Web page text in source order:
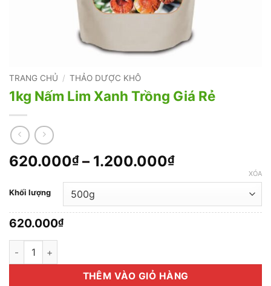
TRANG CHỦ / THẢO DƯỢC KHÔ
1kg Nấm Lim Xanh Trồng Giá Rẻ
620.000₫ – 1.200.000₫Khoảng
620.000₫
đến
Khối lượng
XÓA
620.000₫
1kg Nấm Lim Xanh Trồng Giá Rẻ số lượng
THÊM VÀO GIỎ HÀNG